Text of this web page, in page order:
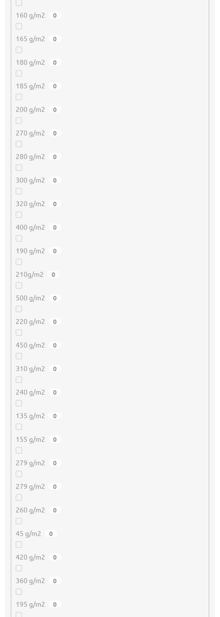
160 g/m2 0
165 g/m2 0
180 g/m2 0
185 g/m2 0
200 g/m2 0
270 g/m2 0
280 g/m2 0
300 g/m2 0
320 g/m2 0
400 g/m2 0
190 g/m2 0
210g/m2 0
500 g/m2 0
220 g/m2 0
450 g/m2 0
310 g/m2 0
240 g/m2 0
135 g/m2 0
155 g/m2 0
279 g/m2 0
279 g/m2 0
260 g/m2 0
45 g/m2 0
420 g/m2 0
360 g/m2 0
195 g/m2 0